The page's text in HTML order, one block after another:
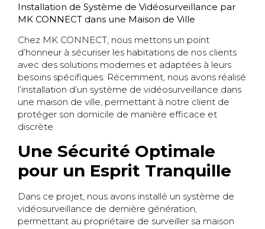
Installation de Système de Vidéosurveillance par
MK CONNECT dans une Maison de Ville
Chez MK CONNECT, nous mettons un point
d’honneur à sécuriser les habitations de nos clients
avec des solutions modernes et adaptées à leurs
besoins spécifiques. Récemment, nous avons réalisé
l’installation d’un système de vidéosurveillance dans
une maison de ville, permettant à notre client de
protéger son domicile de manière efficace et
discrète.
Une Sécurité Optimale
pour un Esprit Tranquille
Dans ce projet, nous avons installé un système de
vidéosurveillance de dernière génération,
permettant au propriétaire de surveiller sa maison